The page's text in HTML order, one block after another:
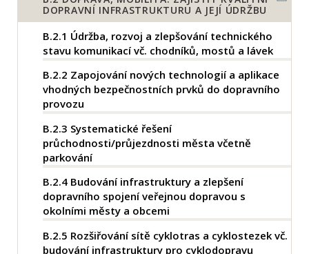
DOPRAVNÍ INFRASTRUKTURU A JEJÍ ÚDRŽBU
B.2.1 Údržba, rozvoj a zlepšování technického
stavu komunikací vč. chodníků, mostů a lávek
B.2.2 Zapojování nových technologií a aplikace
vhodných bezpečnostních prvků do dopravního
provozu
B.2.3 Systematické řešení
průchodnosti/průjezdnosti města včetně
parkování
B.2.4 Budování infrastruktury a zlepšení
dopravního spojení veřejnou dopravou s
okolními městy a obcemi
B.2.5 Rozšiřování sítě cyklotras a cyklostezek vč.
budování infrastruktury pro cyklodopravu